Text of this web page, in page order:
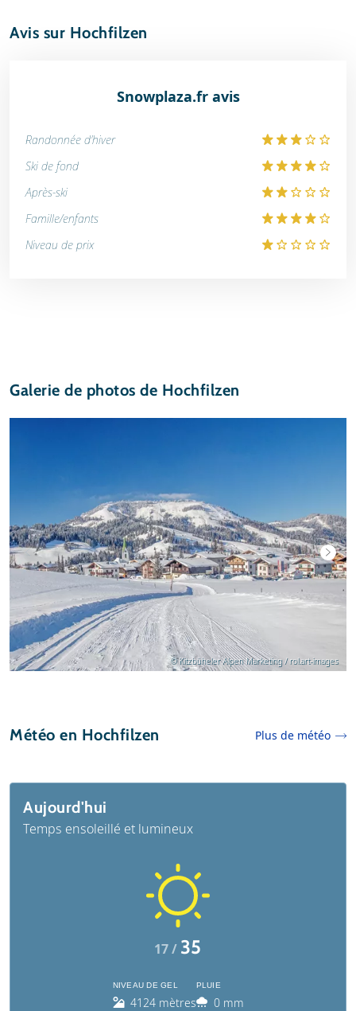
Avis sur Hochfilzen
Snowplaza.fr avis
Randonnée d'hiver
Ski de fond
Après-ski
Famille/enfants
Niveau de prix
Galerie de photos de Hochfilzen
© Kitzbüheler Alpen Marketing / rol.art-images
Météo en Hochfilzen Plus de météo
Aujourd'hui
Temps ensoleillé et lumineux
17 / 35
NIVEAU DE GEL
4124 mètres
PLUIE
0 mm